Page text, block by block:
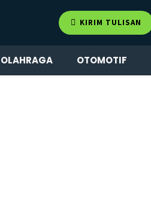
KIRIM TULISAN
OLAHRAGA OTOMOTIF